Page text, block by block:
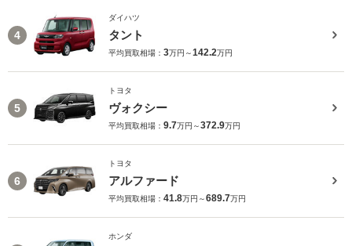
4
ダイハツ
タント
平均買取相場： 3万円～142.2万円
5
トヨタ
ヴォクシー
平均買取相場： 9.7万円～372.9万円
6
トヨタ
アルファード
平均買取相場： 41.8万円～689.7万円
ホンダ